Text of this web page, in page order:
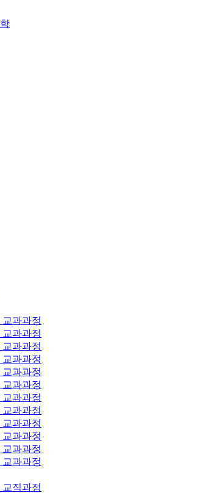
교과과정
교과과정
교과과정
교과과정
교과과정
교과과정
교과과정
교과과정
교과과정
교과과정
교과과정
교과과정
교직과정